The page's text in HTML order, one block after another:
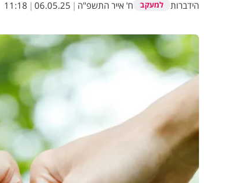
הידברות למעקב ח' אייר התשפ"ה |
06.05.25
|
11:18